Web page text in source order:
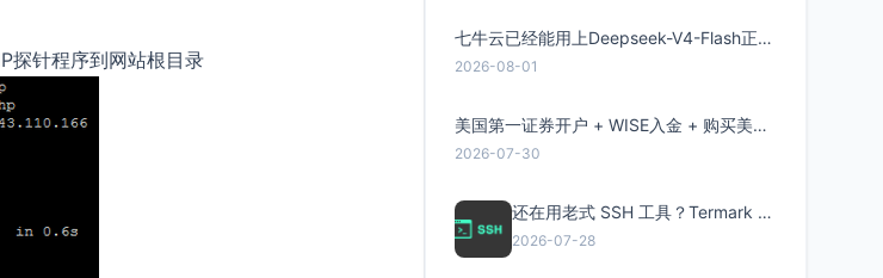
针程序到网站根目录
七牛云已经能用上Deepseek-V4-Flash正式版了，点此领取300万Token
2026-08-01
美国第一证券开户 + WISE入金 + 购买美股全流程分享
2026-07-30
还在用老式 SSH 工具？Termark 新一代跨平台智能SSH客户端了解一下
2026-07-28